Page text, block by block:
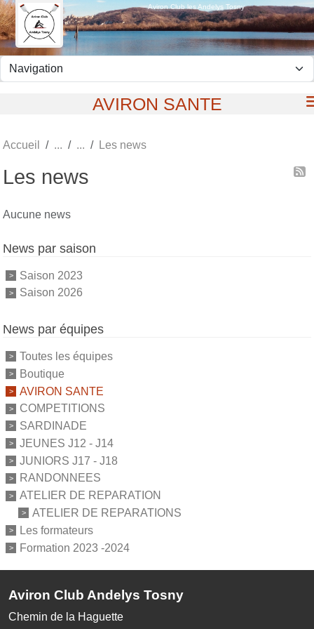
Aviron Club les Andelys Tosny
AVIRON SANTE
Accueil Les news
Les news
Aucune news
News par saison
Saison 2023
Saison 2026
News par équipes
Toutes les équipes
Boutique
AVIRON SANTE
COMPETITIONS
SARDINADE
JEUNES J12 - J14
JUNIORS J17 - J18
RANDONNEES
ATELIER DE REPARATION
ATELIER DE REPARATIONS
Les formateurs
Formation 2023 -2024
Aviron Club Andelys Tosny
Chemin de la Haguette
Panneau de gestion des cookies